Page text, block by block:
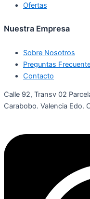
Ofertas
Nuestra Empresa
Sobre Nosotros
Preguntas
Contacto
Calle 92, Transv 02
Carabobo. Valencia Edo.